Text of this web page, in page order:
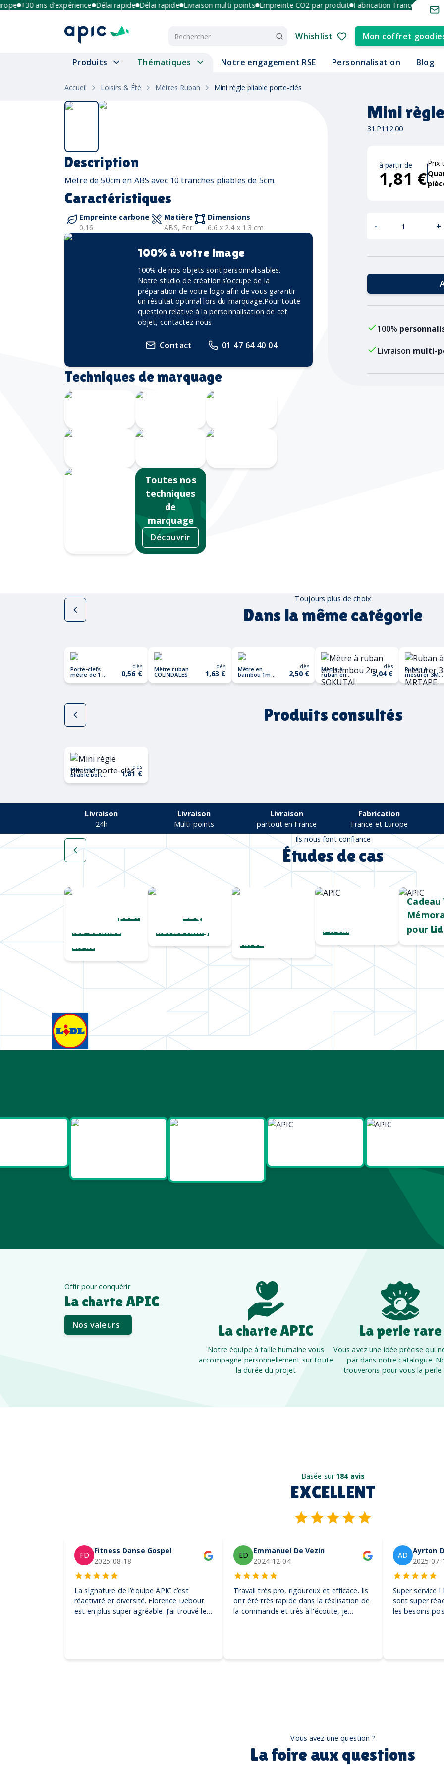
+30 ans d'expérience Délai rapide Délai rapide Livraison multi-points Empreinte CO2 par produit Fabrication France et Europe
Whishlist Mon coffret
Produits Thématiques Notre engagement RSE Personnalisation Blog
Accueil Loisirs & Été Mètres Ruban Mini règle pliable porte-clés
Description
Mètre de 50cm en ABS avec 10 tranches pliables de 5cm.
Caractéristiques
Empreinte carbone
0,16
Matière
ABS, Fer
Dimensions
6.6 x 2.4 x 1.3 cm
100% à votre image
100% de nos objets sont personnalisables.
Notre studio de création s’occupe de la
préparation de votre logo afin de vous garantir
un résultat optimal lors du marquage.Pour toute
question relative à la personnalisation de cet
objet, contactez-nous
Contact 01 47 64 40 04
Techniques de marquage
Toutes nos
techniques
de
marquage
Découvrir
Mini
31.P112.00
à partir de
1,81 €
Prix
- +
100%
Livraison multi-
Toujours plus de choix
Dans la même catégorie
Porte-clefs
mètre de 1 m
dès
0,56 € Mètre ruban
COLINDALES
dès
1,63 € Mètre en
bambou 1m
dès
2,50 € Mètre à
ruban en
bambou 2m
SOKUTAI
dès
3,04 € Ruban à
mesurer 3M
MRTAPE
Produits consultés
Mini règle
pliable porte-
clés
dès
1,81 €
Livraison
24h
Livraison
Multi-points
Livraison
partout en France
Fabrication
France et Europe
Ils nous font confiance
Études de cas
pour
les Cannes
Lions
BBQ
networking
Hiroa
Pirelli
Cadeau
pour
Offir pour conquérir
La charte APIC
Nos valeurs La charte APIC
Notre équipe à taille humaine vous
accompagne personnellement sur toute
la durée du projet
La perle rare
Vous avez une idée précise qui
par dans notre catalogue.
trouverons pour vous la perle
Basée sur 184 avis
EXCELLENT
FD
Fitness Danse Gospel
2025-08-18
La signature de l’équipe APIC c’est
réactivité et diversité. Florence Debout
est en plus super agréable. J’ai trouvé les
ED
Emmanuel De Vezin
2024-12-04
Travail très pro, rigoureux et efficace. Ils
ont été très rapide dans la réalisation de
la commande et très à l'écoute, je
AD Ayrton
2025-07-
Super service
sont super
les besoins
Vous avez une question ?
La foire aux questions